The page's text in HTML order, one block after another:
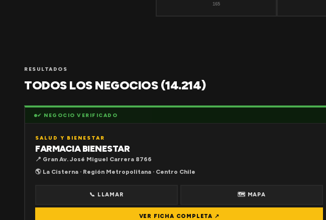
165
RESULTADOS
TODOS LOS NEGOCIOS (14.214)
✔ NEGOCIO VERIFICADO
SALUD Y BIENESTAR
FARMACIA BIENESTAR
📍 Gran Av. José Miguel Carrera 8766
🌎 La Cisterna · Región Metropolitana · Centro Chile
📞 LLAMAR 🗺 MAPA
VER FICHA COMPLETA ↗